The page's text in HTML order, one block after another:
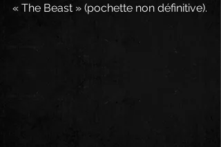
« The Beast » (pochette non définitive).